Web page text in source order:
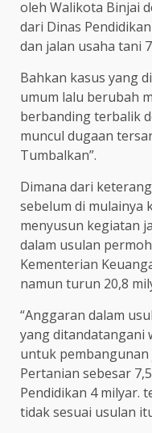
oleh Walikota Binjai
dari Dinas
dan jalan usaha tani
Bahkan kasus yang
umum lalu berubah
berbanding terbalik
muncul dugaan
Tumbalkan”.
Dimana dari
sebelum di mulainya
menyusun kegiatan
dalam usulan
Kementerian
namun turun 20,8
“Anggaran dalam
yang ditandatangani
untuk pembangunan
Pertanian sebesar
Pendidikan 4 milyar.
tidak sesuai usulan